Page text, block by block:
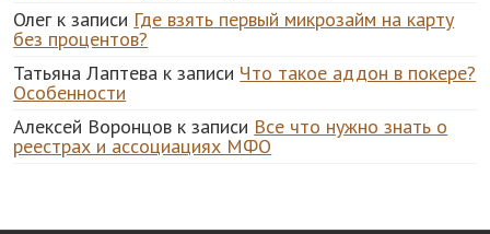
Олегк записи Где взять первый микрозайм на карту
без процентов?
Татьяна Лаптева к записи Что такое аддон в покере?
Особенности
Алексей Воронцов к записи Все что нужно знать о
реестрах и ассоциациях МФО